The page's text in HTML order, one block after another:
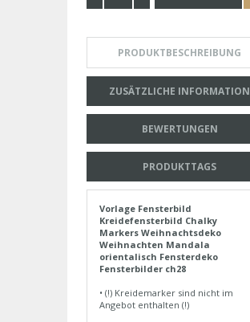
PRODUKTBESCHREIBUNG
ZUSÄTZLICHE INFORMATION
BEWERTUNGEN
PRODUKTTAGS
Vorlage Fensterbild
Kreidefensterbild Chalky
Markers Weihnachtsdeko
Weihnachten Mandala
orientalisch Fensterdeko
Fensterbilder ch28
• (!) Kreidemarker sind nicht im
Angebot enthalten (!)